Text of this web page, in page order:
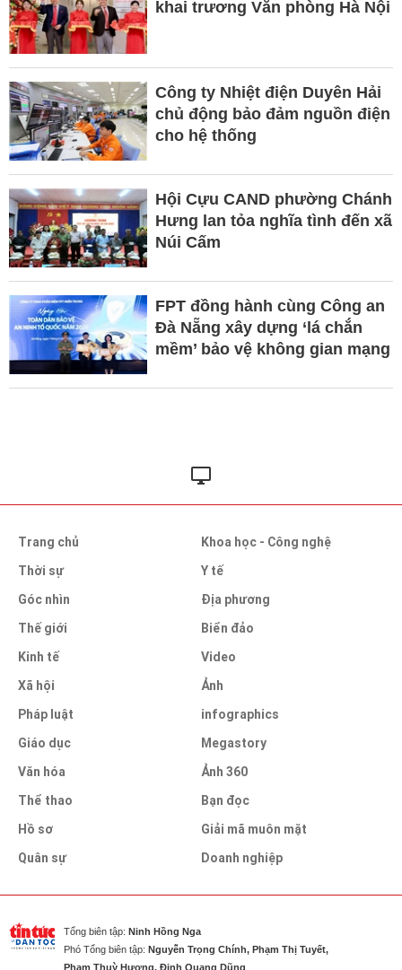
khai trương Văn phòng Hà Nội
Công ty Nhiệt điện Duyên Hải
chủ động bảo đảm nguồn điện
cho hệ thống
Hội Cựu CAND phường Chánh
Hưng lan tỏa nghĩa tình đến xã
Núi Cấm
FPT đồng hành cùng Công an
Đà Nẵng xây dựng ‘lá chắn
mềm’ bảo vệ không gian mạng
Trang chủ
Thời sự
Góc nhìn
Thế giới
Kinh tế
Xã hội
Pháp luật
Giáo dục
Văn hóa
Thể thao
Hồ sơ
Quân sự
Khoa học - Công nghệ
Y tế
Địa phương
Biển đảo
Video
Ảnh
infographics
Megastory
Ảnh 360
Bạn đọc
Giải mã muôn mặt
Doanh nghiệp
Tổng biên tập: Ninh Hồng Nga
Phó Tổng biên tập: Nguyễn Trọng Chính, Phạm Thị Tuyết,
Phạm Thuỳ Hương, Đinh Quang Dũng